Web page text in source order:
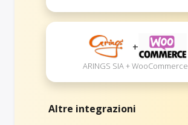
+
ARINGS SIA + WooCommerce
Altre integrazioni